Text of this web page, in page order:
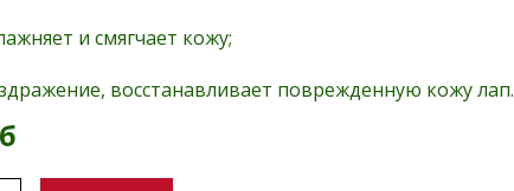
и смягчает кожу;
восстанавливает поврежденную кожу лап.